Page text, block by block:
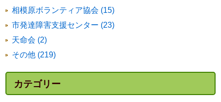
相模原ボランティア協会 (15)
市発達障害支援センター (23)
天命会 (2)
その他 (219)
カテゴリー